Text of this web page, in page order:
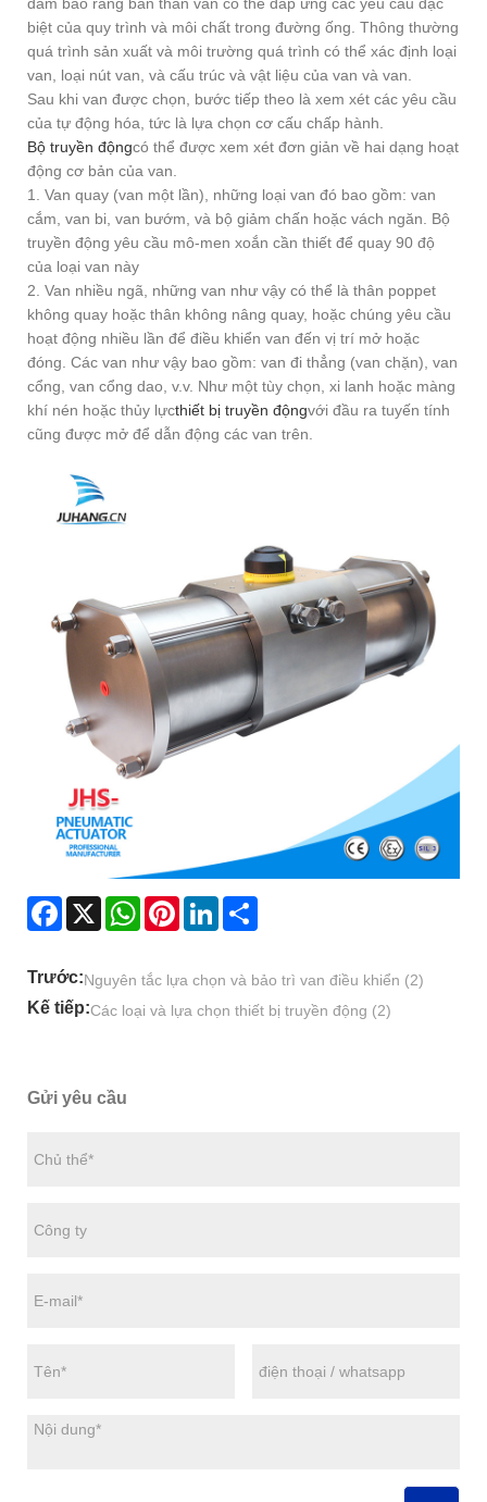
biệt của quy trình và môi chất trong đường ống. Thông thường
quá trình sản xuất và môi trường quá trình có thể xác định loại
van, loại nút van, và cấu trúc và vật liệu của van và van.
Sau khi van được chọn, bước tiếp theo là xem xét các yêu cầu
của tự động hóa, tức là lựa chọn cơ cấu chấp hành.
Bộ truyền độngcó thể được xem xét đơn giản về hai dạng hoạt
động cơ bản của van.
1. Van quay (van một lần), những loại van đó bao gồm: van
cắm, van bi, van bướm, và bộ giảm chấn hoặc vách ngăn. Bộ
truyền động yêu cầu mô-men xoắn cần thiết để quay 90 độ
của loại van này
2. Van nhiều ngã, những van như vậy có thể là thân poppet
không quay hoặc thân không nâng quay, hoặc chúng yêu cầu
hoạt động nhiều lần để điều khiển van đến vị trí mở hoặc
đóng. Các van như vậy bao gồm: van đi thẳng (van chặn), van
cổng, van cổng dao, v.v. Như một tùy chọn, xi lanh hoặc màng
khí nén hoặc thủy lựcthiết bị truyền độngvới đầu ra tuyến tính
cũng được mở để dẫn động các van trên.
Facebook
X WhatsAppPinterestLinkedIn
Trước:Nguyên tắc lựa chọn và bảo trì van điều khiển (2)
Kế tiếp:Các loại và lựa chọn thiết bị truyền động (2)
Gửi yêu cầu